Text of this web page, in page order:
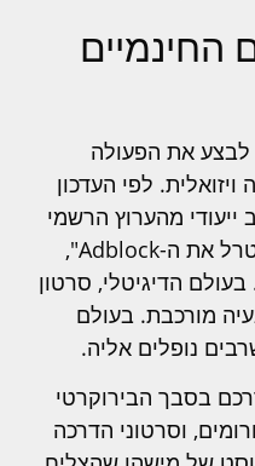
החינמיים
לבצע את הפעולה
לפי העדכון
ייעודי מהערוץ הרשמי
שלהם, תחת הכותרת "איך לנטרל את ה-Adblock",
הדיגיטלי, סרטון
מורכבת. בעולם
נופלים אליה.
בסבך הבירוקרטי
וסרטוני הדרכה